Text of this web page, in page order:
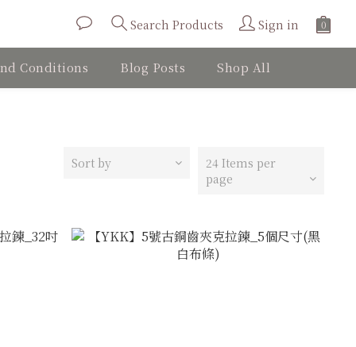
Search Products Sign in
Conditions Blog Posts Shop All
Sort by
24 Items per
page